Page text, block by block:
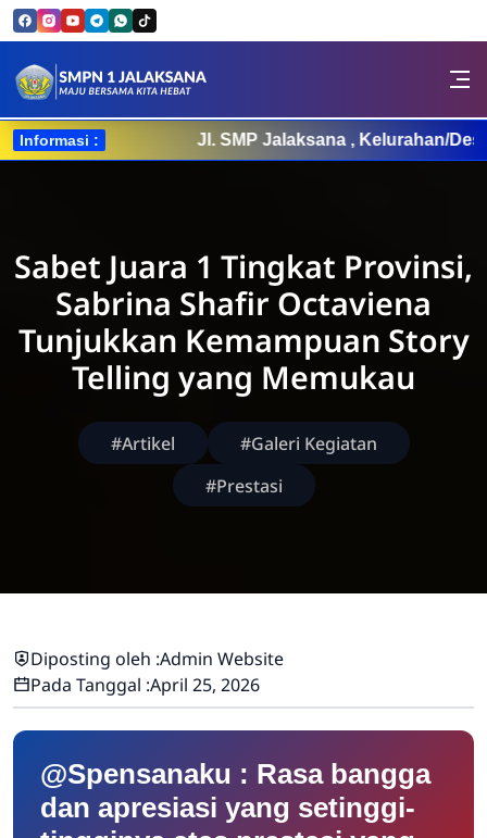
Skip to Content
SMPN 1 JALAKSANA
Informasi : Jl. SMP Jalaksana , Kelurahan/Desa
Sabet Juara 1 Tingkat Provinsi,
Sabrina Shafir Octaviena
Tunjukkan Kemampuan Story
Telling yang Memukau
#Artikel
#Galeri Kegiatan
#Prestasi
Diposting oleh :Admin Website
Pada Tanggal :April 25, 2026
@Spensanaku : Rasa bangga
dan apresiasi yang setinggi-